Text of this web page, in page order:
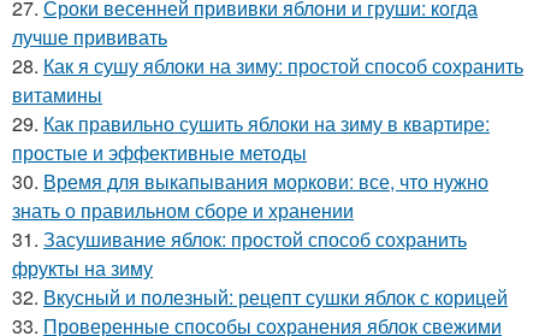
27. Сроки весенней прививки яблони и груши: когда
лучше прививать
28. Как я сушу яблоки на зиму: простой способ сохранить
витамины
29. Как правильно сушить яблоки на зиму в квартире:
простые и эффективные методы
30. Время для выкапывания моркови: все, что нужно
знать о правильном сборе и хранении
31. Засушивание яблок: простой способ сохранить
фрукты на зиму
32. Вкусный и полезный: рецепт сушки яблок с корицей
33. Проверенные способы сохранения яблок свежими